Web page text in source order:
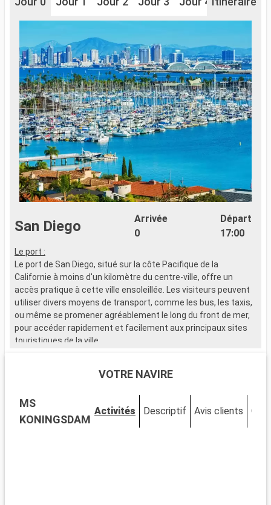
San Diego
Arrivée
0
Départ
17:00
Le port :
Le port de San Diego, situé sur la côte Pacifique de la
Californie à moins d'un kilomètre du centre-ville, offre un
accès pratique à cette ville ensoleillée. Les visiteurs peuvent
utiliser divers moyens de transport, comme les bus, les taxis,
ou même se promener agréablement le long du front de mer,
pour accéder rapidement et facilement aux principaux sites
touristiques de la ville.
San Diego, célèbre pour sa culture, son histoire et ses plages,
historique de Gaslamp Quarter, avec ses bâtiments victoriens
et son ambiance vivante, est idéal pour une promenade. Le
San Diego Zoo, dans le Balboa Park, est l'un des plus grands
VOTRE NAVIRE
MS
KONINGSDAM
Activités Descriptif Avis clients